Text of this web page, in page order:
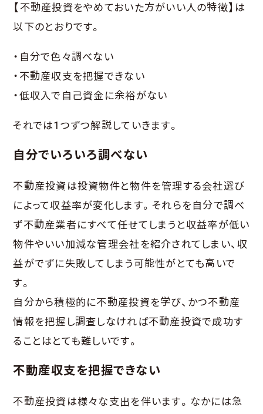
【不動産投資をやめておいた方がいい人の特徴】は
以下のとおりです。
・自分で色々調べない
・不動産収支を把握できない
・低収入で自己資金に余裕がない
それでは1つずつ解説していきます。
自分でいろいろ調べない
不動産投資は投資物件と物件を管理する会社選び
によって収益率が変化します。それらを自分で調べ
ず不動産業者にすべて任せてしまうと収益率が低い
物件やいい加減な管理会社を紹介されてしまい、収
益がでずに失敗してしまう可能性がとても高いで
す。
自分から積極的に不動産投資を学び、かつ不動産
情報を把握し調査しなければ不動産投資で成功す
ることはとても難しいです。
不動産収支を把握できない
不動産投資は様々な支出を伴います。なかには急